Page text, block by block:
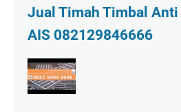
Jual Timah Timbal Anti
AIS 082129846666